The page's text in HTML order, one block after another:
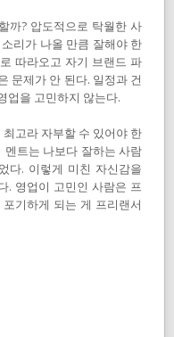
까? 압도적으로 탁월한 사
리가 나올 만큼 잘해야 한
따라오고 자기 브랜드 파
문제가 안 된다. 일정과 건
업을 고민하지 않는다.
고라 자부할 수 있어야 한
트는 나보다 잘하는 사람
다. 이렇게 미친 자신감을
. 영업이 고민인 사람은 프
기하게 되는 게 프리랜서